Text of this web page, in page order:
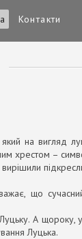
Контакти
на вигляд
хрестом –
що
Луцьку. А щороку,
Луцька.